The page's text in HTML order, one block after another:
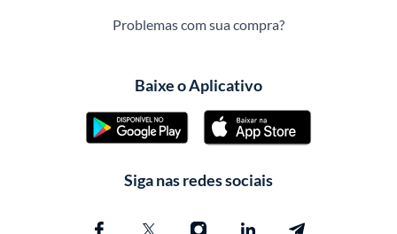
Problemas com sua compra?
Baixe o Aplicativo
Siga nas redes sociais